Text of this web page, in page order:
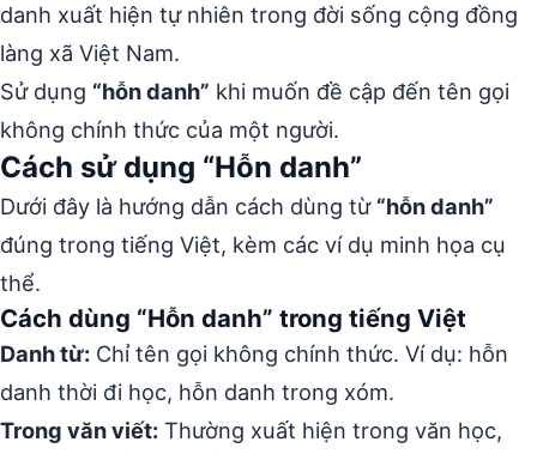
danh xuất hiện tự nhiên trong đời sống cộng đồng
làng xã Việt Nam.
Sử dụng “hỗn danh” khi muốn đề cập đến tên gọi
không chính thức của một người.
Cách sử dụng “Hỗn danh”
Dưới đây là hướng dẫn cách dùng từ “hỗn danh”
đúng trong tiếng Việt, kèm các ví dụ minh họa cụ
thể.
Cách dùng “Hỗn danh” trong tiếng Việt
Danh từ: Chỉ tên gọi không chính thức. Ví dụ: hỗn
danh thời đi học, hỗn danh trong xóm.
Trong văn viết: Thường xuất hiện trong văn học,